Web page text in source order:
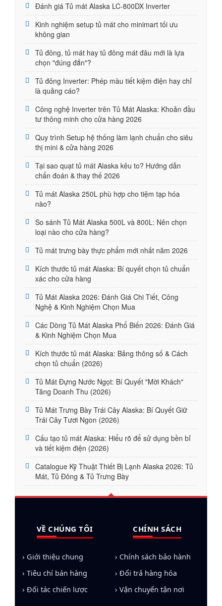
Đánh giá Tủ mát Alaska LC-800DX Inverter
Kinh nghiệm setup tủ mát cho minimart tối ưu
không gian
Tủ đông, tủ mát hay tủ đông mát đâu mới là lựa
chọn "đúng đắn"?
Tủ đông Inverter: Phép màu tiết kiệm điện hay chỉ
là quảng cáo?
Công nghệ Inverter trên Tủ Mát Alaska: Khoản đầu
tư thông minh cho cửa hàng 2026
Quy trình Setup hệ thống làm lạnh chuẩn cho siêu
thị mini & cửa hàng 2026
Tại sao quạt tủ mát Alaska kêu to? Hướng dẫn
chẩn đoán & thay thế 2026
Tủ mát Alaska 250L phù hợp cho tiệm tạp hóa
nào?
So sánh Tủ Mát Alaska 500L và 800L: Nên chọn
loại nào cho cửa hàng?
Tủ mát trưng bày thực phẩm mới nhất năm 2026
Kích thước tủ mát Alaska: Bí quyết chọn tủ chuẩn
xác cho cửa hàng
Tủ Mát Alaska 2026: Đánh Giá Chi Tiết, Công
Nghệ & Kinh Nghiệm Chọn Mua
Các Dòng Tủ Mát Alaska Phổ Biến 2026: Đánh Giá
& Kinh Nghiệm Chọn Mua
Kích thước tủ mát Alaska: Bảng thông số & Cách
chọn tủ chuẩn (2026)
Tủ Mát Đựng Nước Ngọt: Bí Quyết "Mời Khách"
Tăng Doanh Thu (2026)
Tủ Mát Trưng Bày Trái Cây Alaska: Bí Quyết Giữ
Trái Cây Tươi Ngon (2026)
Cấu tạo tủ mát Alaska: Hiểu rõ để sử dụng bền bỉ
và tiết kiệm điện (2026)
Catalogue Kỹ Thuật Thiết Bị Lạnh Alaska 2026: Tủ
Mát, Tủ Đông & Tủ Trưng Bày
VỀ CHÚNG TÔI
› Giới thiệu chung
› Tiêu chí bán hàng
› Đối tác chiến lược
CHÍNH SÁCH
› Chính sách bảo hành
› Đổi trả hàng hóa
› Vận chuyển tận nơi